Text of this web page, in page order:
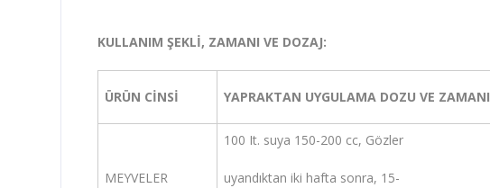
KULLANIM ŞEKLİ, ZAMANI VE DOZAJ:
ÜRÜN CİNSİ YAPRAKTAN UYGULAMA DOZU VE ZAMANI
MEYVELER
100 It. suya 150-200 cc, Gözler
uyandıktan iki hafta sonra, 15-